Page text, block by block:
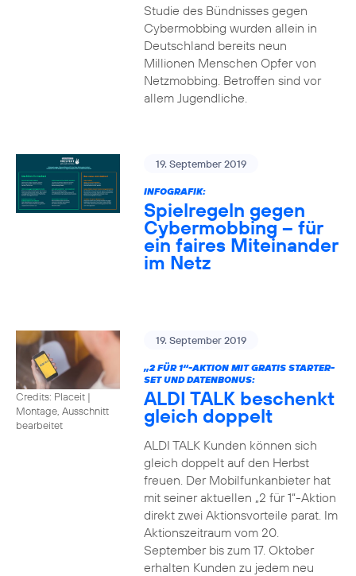
Studie des Bündnisses gegen
Cybermobbing wurden allein in
Deutschland bereits neun
Millionen Menschen Opfer von
Netzmobbing. Betroffen sind vor
allem Jugendliche.
19. September 2019
INFOGRAFIK:
Spielregeln gegen
Cybermobbing – für
ein faires Miteinander
im Netz
Credits: Placeit |
Montage, Ausschnitt
bearbeitet
19. September 2019
„2 FÜR 1“-AKTION MIT GRATIS STARTER-
SET UND DATENBONUS:
ALDI TALK beschenkt
gleich doppelt
ALDI TALK Kunden können sich
gleich doppelt auf den Herbst
freuen. Der Mobilfunkanbieter hat
mit seiner aktuellen „2 für 1“-Aktion
direkt zwei Aktionsvorteile parat. Im
Aktionszeitraum vom 20.
September bis zum 17. Oktober
erhalten Kunden zu jedem neu